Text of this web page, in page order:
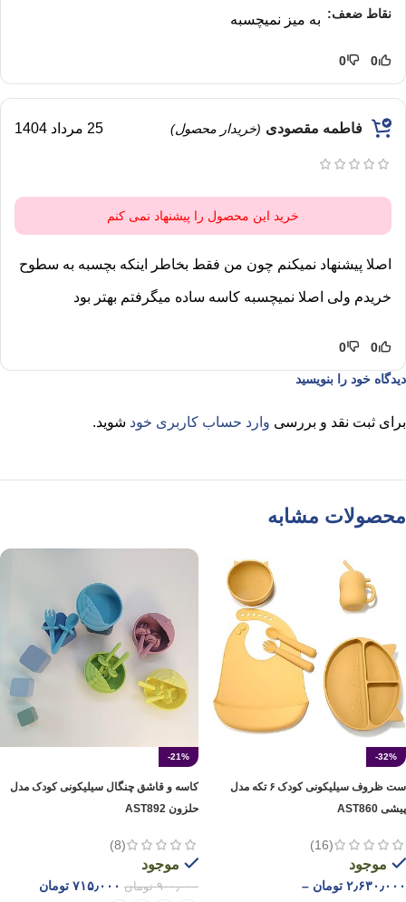
نقاط ضعف: به میز نمیچسبه
0
0
فاطمه مقصودی (خریدار محصول) 25 مرداد 1404
خرید این محصول را پیشنهاد نمی کنم
اصلا پیشنهاد نمیکنم چون من فقط بخاطر اینکه بچسبه به سطوح
خریدم ولی اصلا نمیچسبه کاسه ساده میگرفتم بهتر بود
0
0
دیدگاه خود را بنویسید
برای ثبت نقد و بررسی وارد حساب کاربری خود شوید.
محصولات مشابه
-32%
ست ظروف سیلیکونی کودک ۶ تکه مدل
پیشی AST860
(16)
موجود
۲٫۶۳۰٫۰۰۰ تومان –
-21%
کاسه و قاشق چنگال سیلیکونی کودک مدل
حلزون AST892
(8)
موجود
۹۰۰٫۰۰۰ تومان ۷۱۵٫۰۰۰ تومان